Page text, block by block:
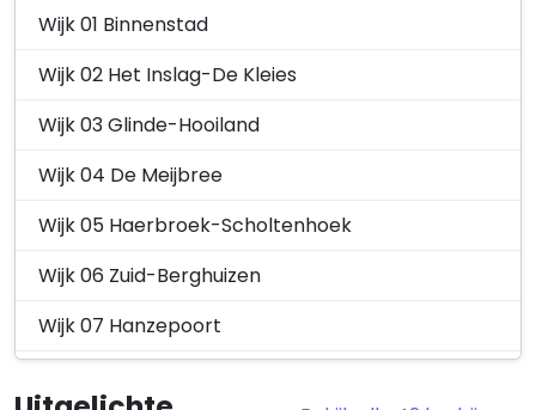
Wijk 01 Binnenstad
Wijk 02 Het Inslag-De Kleies
Wijk 03 Glinde-Hooiland
Wijk 04 De Meijbree
Wijk 05 Haerbroek-Scholtenhoek
Wijk 06 Zuid-Berghuizen
Wijk 07 Hanzepoort